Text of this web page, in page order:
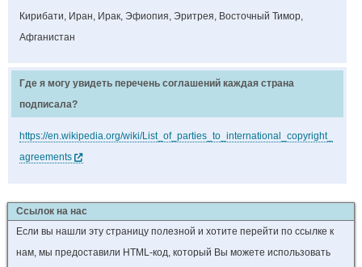
Кирибати, Иран, Ирак, Эфиопия, Эритрея, Восточный Тимор,
Афганистан
Где я могу увидеть перечень соглашений каждая страна
подписала?
https://en.wikipedia.org/wiki/List_of_parties_to_international_copyright_
agreements
Ссылок на нас
Если вы нашли эту страницу полезной и хотите перейти по ссылке к
нам, мы предоставили HTML-код, который Вы можете использовать